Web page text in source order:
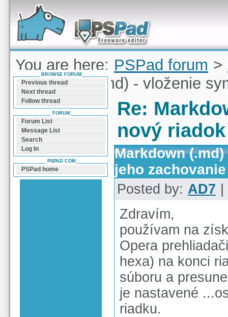
Forum can help you solve problems and quickly
find a solution with PSPad for Microsoft
Windows
You are here: PSPad forum >
Markdown (.md) - vloženie
Re:
nový
Markdown
jeho zachovanie
Posted by: AD7
Zdravím,
používam na
Opera
hexa) na konci
súboru a
je nastavené
riadku.
BROWSE FORUM
Previous thread
Next thread
Follow thread
FORUM
Forum List
Message List
Search
Log In
PSPAD.COM
PSPad home